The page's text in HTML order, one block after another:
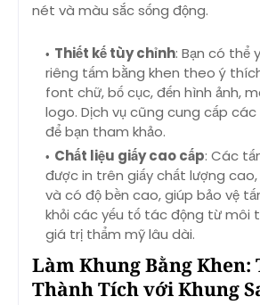
nét và màu sắc sống động.
Thiết kế tùy chỉnh: Bạn có thể
riêng tấm bằng khen theo ý
font chữ, bố cục, đến hình ảnh,
logo. Dịch vụ cũng cung cấp các
để bạn tham khảo.
Chất liệu giấy cao cấp: Các
được in trên giấy chất lượng
và có độ bền cao, giúp bảo vệ
khỏi các yếu tố tác động từ môi
giá trị thẩm mỹ lâu dài.
Làm Khung Bằng Khen:
Thành Tích với Khung